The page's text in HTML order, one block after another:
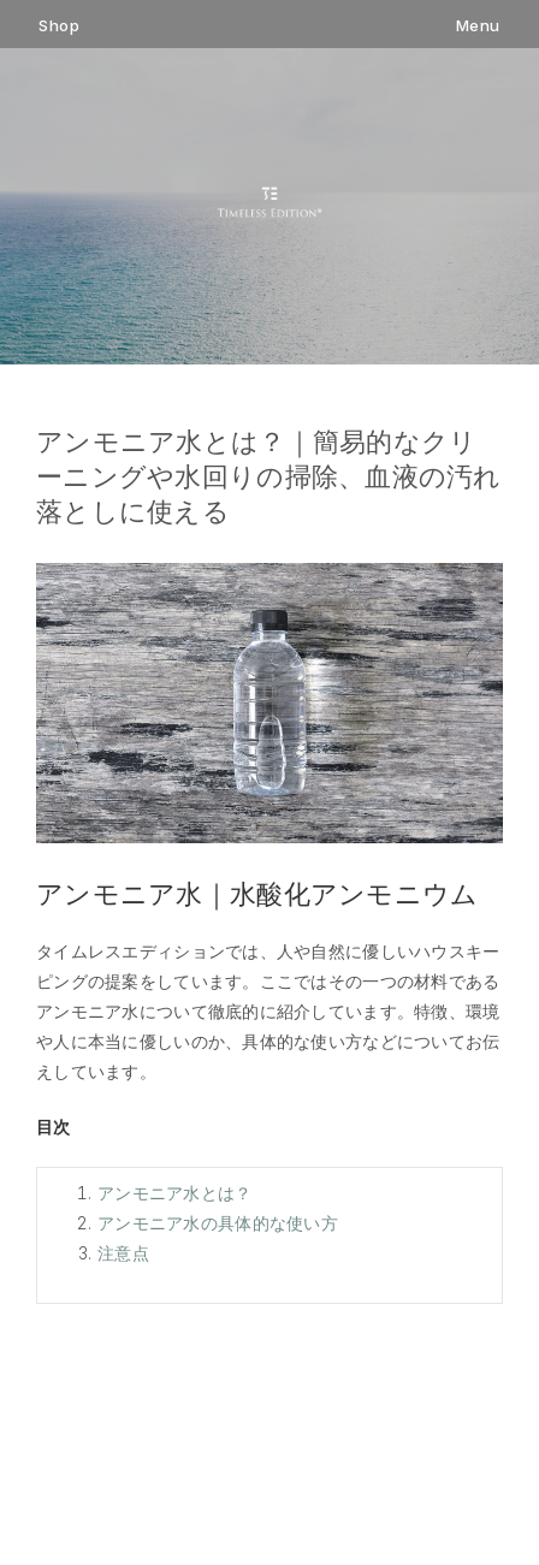
Shop Menu
ン
ス
キ
ッ
プ
アンモニア水とは？｜簡易的なクリ
ーニングや水回りの掃除、血液の汚れ
落としに使える
アンモニア水｜水酸化アンモニウム
タイムレスエディションでは、人や自然に優しいハウスキー
ピングの提案をしています。ここではその一つの材料である
アンモニア水について徹底的に紹介しています。特徴、環境
や人に本当に優しいのか、具体的な使い方などについてお伝
えしています。
目次
アンモニア水とは？
アンモニア水の具体的な使い方
注意点